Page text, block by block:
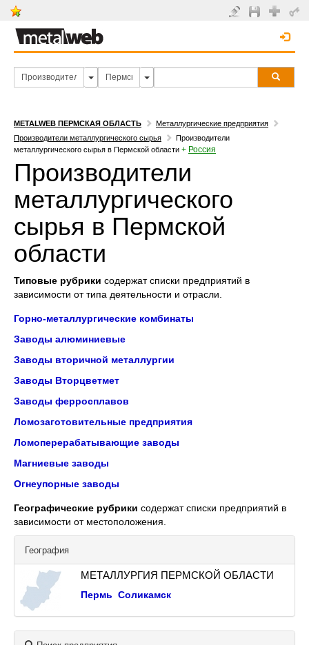
METALWEB ПЕРМСКАЯ ОБЛАСТЬ
Металлургические предприятия
Производители металлургического сырья
Производители
металлургического сырья в Пермской области + Россия
Производители
металлургического
сырья в Пермской
области
Типовые рубрики содержат списки предприятий в
зависимости от типа деятельности и отрасли.
Горно-металлургические комбинаты
Заводы алюминиевые
Заводы вторичной металлургии
Заводы Вторцветмет
Заводы ферросплавов
Ломозаготовительные предприятия
Ломоперерабатывающие заводы
Магниевые заводы
Огнеупорные заводы
Географические рубрики содержат списки предприятий в
зависимости от местоположения.
География
МЕТАЛЛУРГИЯ ПЕРМСКОЙ ОБЛАСТИ
Пермь Соликамск